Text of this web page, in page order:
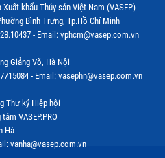
khẩu Thủy sản Việt Nam (VASEP)
Bình Trưng, Tp.Hồ Chí Minh
- Email: vphcm@vasep.com.vn
Giảng Võ, Hà Nội
- Email: vasephn@vasep.com.vn
Thư ký Hiệp hội
VASEP.PRO
Hà
vanha@vasep.com.vn